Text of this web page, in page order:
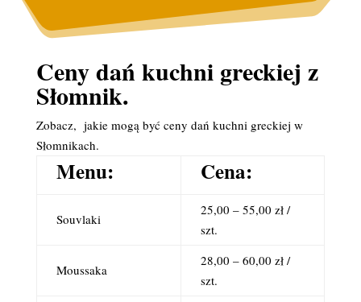
Ceny dań kuchni greckiej z
Słomnik.
Zobacz, jakie mogą być ceny dań kuchni greckiej w
Słomnikach.
Menu: Cena:
Souvlaki
25,00 – 55,00 zł /
szt.
Moussaka
28,00 – 60,00 zł /
szt.